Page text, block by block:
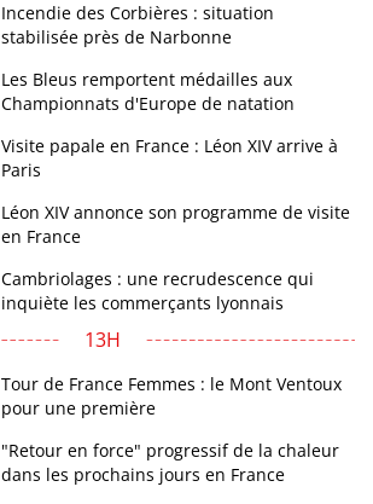
Incendie des Corbières : situation
stabilisée près de Narbonne
Les Bleus remportent médailles aux
Championnats d'Europe de natation
Visite papale en France : Léon XIV arrive à
Paris
Léon XIV annonce son programme de visite
en France
Cambriolages : une recrudescence qui
inquiète les commerçants lyonnais
13H
Tour de France Femmes : le Mont Ventoux
pour une première
"Retour en force" progressif de la chaleur
dans les prochains jours en France